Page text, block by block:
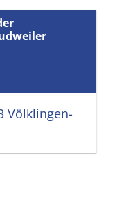
Völklingen-